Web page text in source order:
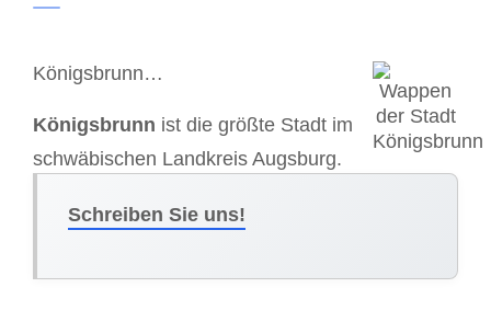
Königsbrunn…
Königsbrunn ist die größte Stadt im
schwäbischen Landkreis Augsburg.
Schreiben Sie uns!